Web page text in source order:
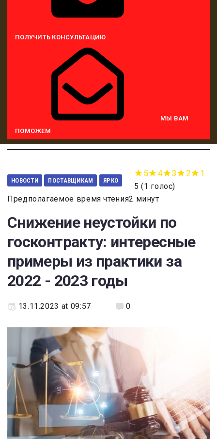
ПОЛУЧИТЬ КОНСУЛЬТАЦИЮ
МЫ ВАМ
ПОМОЖЕМ
НОВОСТИ ПОСТАВЩИКАМ ЯРКО
5 4 3 2 1
5 (1 голос)
Предполагаемое время чтения2 минут
Снижение неустойки по
госконтракту: интересные
примеры из практики за
2022 - 2023 годы
13.11.2023 at 09:57 0